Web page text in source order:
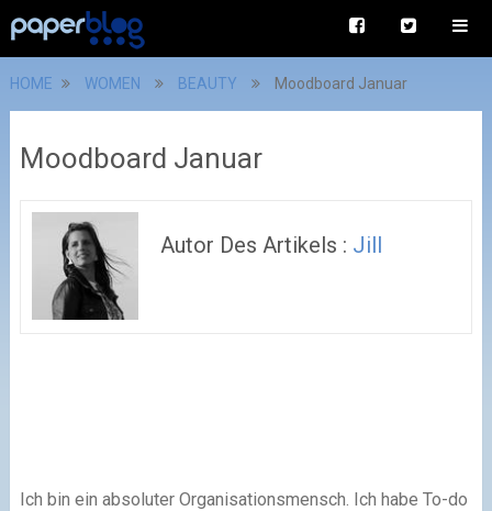
HOME WOMEN BEAUTY Moodboard Januar
Moodboard Januar
Autor Des Artikels : Jill
Ich bin ein absoluter Organisationsmensch. Ich habe To-do